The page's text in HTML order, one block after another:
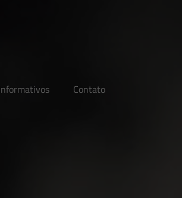
Contato